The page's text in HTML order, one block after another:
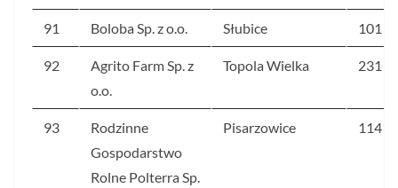
91 Boloba Sp. z o.o. Słubice 101
92
Agrito Farm Sp. z
o.o.
Topola Wielka 231
93
Rodzinne
Gospodarstwo
Rolne Polterra Sp.
Pisarzowice 114